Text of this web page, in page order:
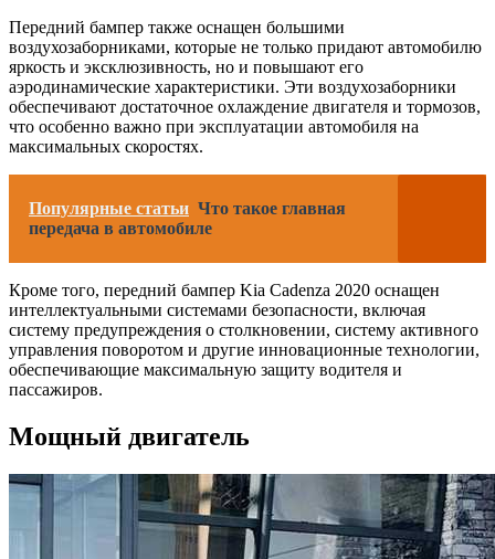
Передний бампер также оснащен большими
воздухозаборниками, которые не только придают автомобилю
яркость и эксклюзивность, но и повышают его
аэродинамические характеристики. Эти воздухозаборники
обеспечивают достаточное охлаждение двигателя и тормозов,
что особенно важно при эксплуатации автомобиля на
максимальных скоростях.
Популярные статьи Что такое главная
передача в автомобиле
Кроме того, передний бампер Kia Cadenza 2020 оснащен
интеллектуальными системами безопасности, включая
систему предупреждения о столкновении, систему активного
управления поворотом и другие инновационные технологии,
обеспечивающие максимальную защиту водителя и
пассажиров.
Мощный двигатель